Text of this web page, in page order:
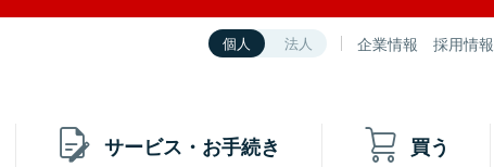
個人 法人 企業情報 採用情報
サービス・お手続き 買う